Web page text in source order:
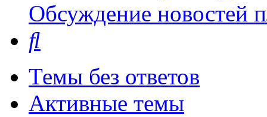
Обсуждение новостей
Темы без ответов
Активные темы